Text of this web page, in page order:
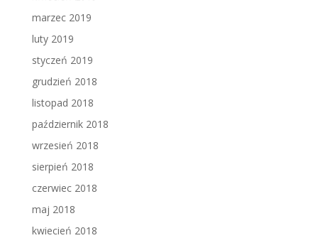
marzec 2019
luty 2019
styczeń 2019
grudzień 2018
listopad 2018
październik 2018
wrzesień 2018
sierpień 2018
czerwiec 2018
maj 2018
kwiecień 2018